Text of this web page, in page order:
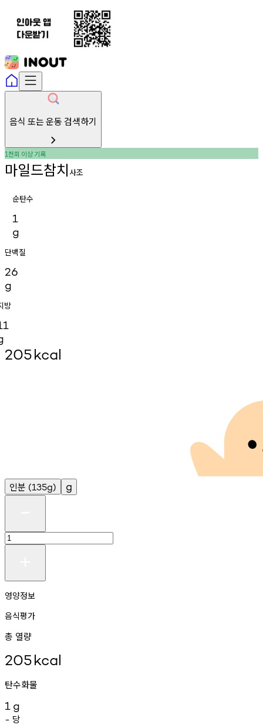
음식 또는 운동 검색하기
1천회 이상기록
마일드참치 사조
순탄수
1
g
단백질
26
g
방
205kcal
인분 (135g) g
영양정보
음식평가
총 열량
205kcal
탄수화물
1 g
- 당